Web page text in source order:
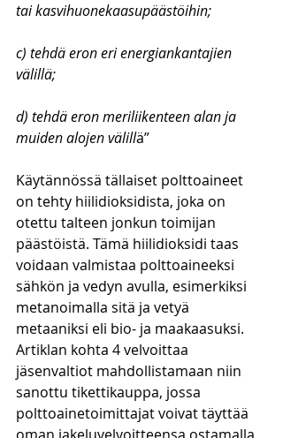
tai kasvihuonekaasupäästöihin;
c) tehdä eron eri energiankantajien
välillä;
d) tehdä eron meriliikenteen alan ja
muiden alojen välillä”
Käytännössä tällaiset polttoaineet
on tehty hiilidioksidista, joka on
otettu talteen jonkun toimijan
päästöistä. Tämä hiilidioksidi taas
voidaan valmistaa polttoaineeksi
sähkön ja vedyn avulla, esimerkiksi
metanoimalla sitä ja vetyä
metaaniksi eli bio- ja maakaasuksi.
Artiklan kohta 4 velvoittaa
jäsenvaltiot mahdollistamaan niin
sanottu tikettikauppa, jossa
polttoainetoimittajat voivat täyttää